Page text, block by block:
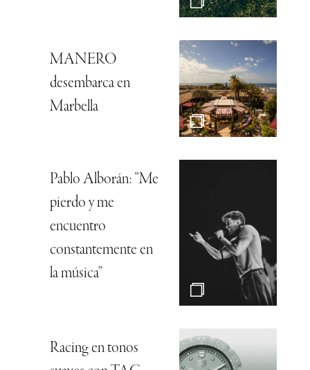
MANERO
desembarca en
Marbella
Pablo Alborán: “Me
pierdo y me
encuentro
constantemente en
la música”
Racing en tonos